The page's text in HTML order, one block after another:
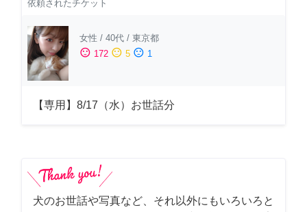
依頼されたチケット
女性 / 40代 / 東京都
sentiment_satisfied 172 sentiment_neutral 5 sentiment_dissatisfied 1
【専用】8/17（水）お世話分
犬のお世話や写真など、それ以外にもいろいろと